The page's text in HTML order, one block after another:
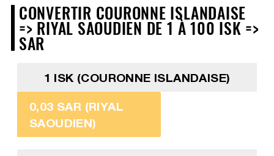
CONVERTIR COURONNE ISLANDAISE
=> RIYAL SAOUDIEN DE 1 À 100 ISK =>
SAR
1 ISK (COURONNE ISLANDAISE)
0,03 SAR (RIYAL
SAOUDIEN)